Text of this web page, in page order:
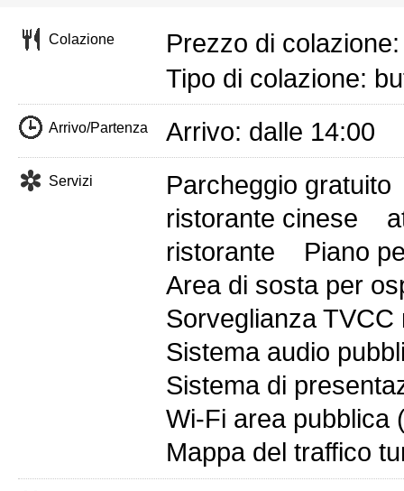
Colazione
Prezzo di
Tipo di colazione:
Arrivo/Partenza Arrivo: dalle 14:00
Servizi
Parcheggio gratuito
ristorante cinese
ristorante
Piano
Area di sosta per
Sorveglianza
Sistema audio
Sistema di
Wi-Fi area pubblica
Mappa del traffico